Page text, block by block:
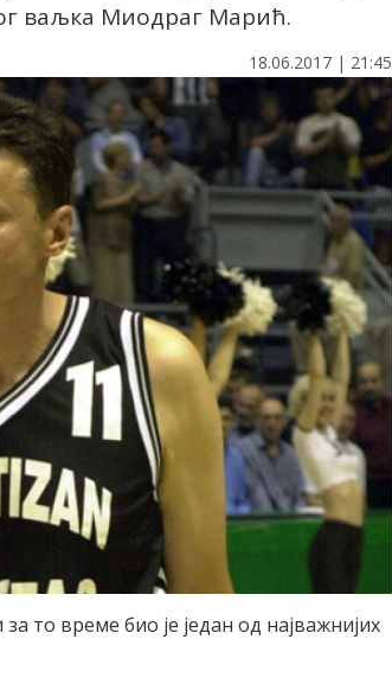
ваљка Миодраг Марић.
18.06.2017 | 21:45
то време био је један од најважнијих